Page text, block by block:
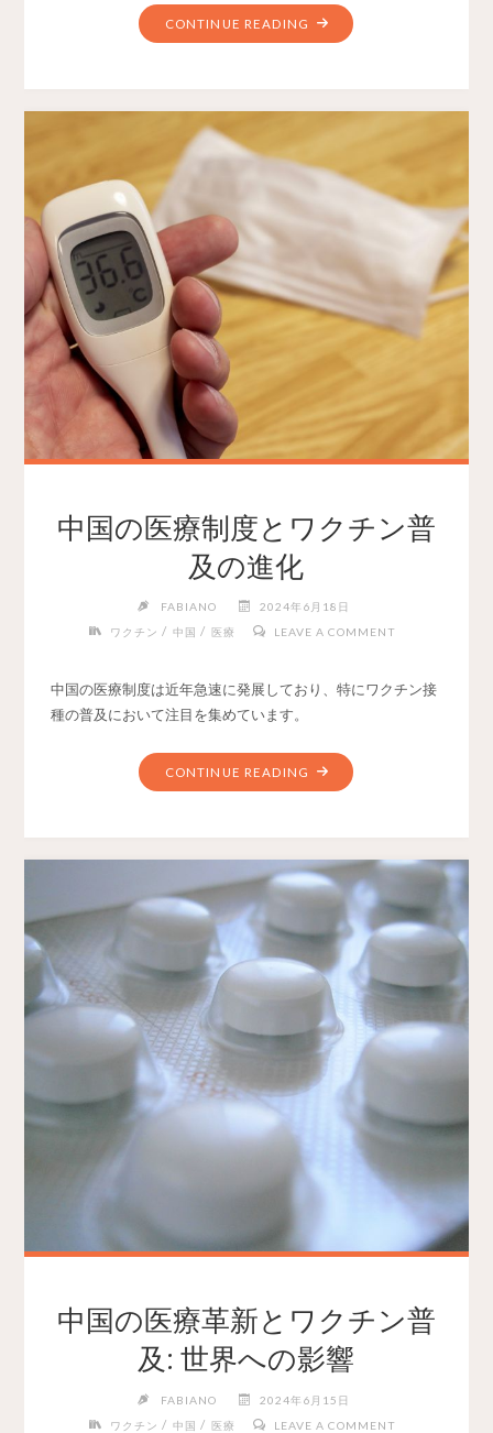
CONTINUE READING
中国の医療制度とワクチン普
及の進化
FABIANO
2024年6月18日
ワクチン / 中国 / 医療 LEAVE A COMMENT
中国の医療制度は近年急速に発展しており、特にワクチン接
種の普及において注目を集めています。
CONTINUE READING
中国の医療革新とワクチン普
及: 世界への影響
FABIANO
2024年6月15日
ワクチン / 中国 / 医療 LEAVE A COMMENT